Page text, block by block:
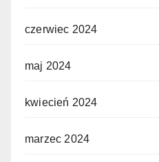
czerwiec 2024
maj 2024
kwiecień 2024
marzec 2024